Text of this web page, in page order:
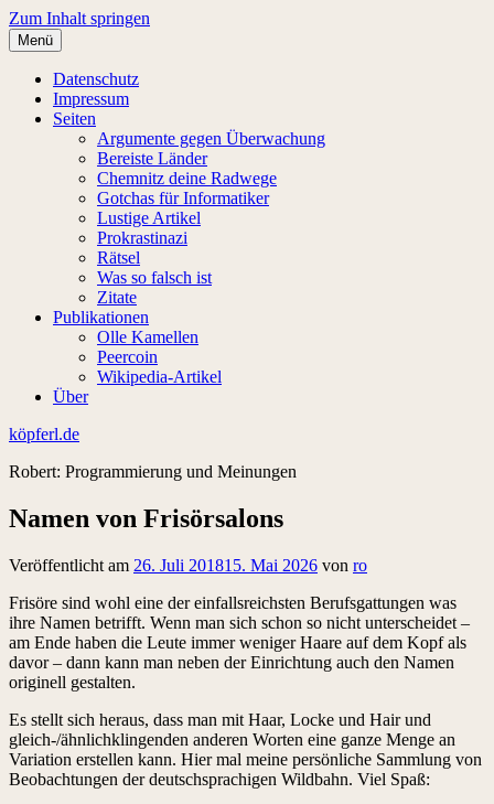
Zum Inhalt springen
Menü
Datenschutz
Impressum
Seiten
Argumente gegen Überwachung
Bereiste Länder
Chemnitz deine Radwege
Gotchas für Informatiker
Lustige Artikel
Prokrastinazi
Rätsel
Was so falsch ist
Zitate
Publikationen
Olle Kamellen
Peercoin
Wikipedia-Artikel
Über
köpferl.de
Robert: Programmierung und Meinungen
Namen von Frisörsalons
Veröffentlicht am 26. Juli 201815. Mai 2026 von ro
Frisöre sind wohl eine der einfallsreichsten Berufsgattungen was
ihre Namen betrifft. Wenn man sich schon so nicht unterscheidet –
am Ende haben die Leute immer weniger Haare auf dem Kopf als
davor – dann kann man neben der Einrichtung auch den Namen
originell gestalten.
Es stellt sich heraus, dass man mit Haar, Locke und Hair und
gleich-/ähnlichklingenden anderen Worten eine ganze Menge an
Variation erstellen kann. Hier mal meine persönliche Sammlung von
Beobachtungen der deutschsprachigen Wildbahn. Viel Spaß: